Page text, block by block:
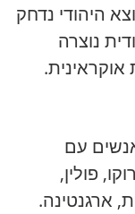
היהודי נדחק
נוצרה
עם
פולין,
ארגנטינה.